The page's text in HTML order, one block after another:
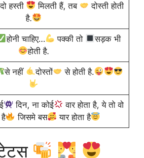
दो हस्ती मिलती हैं, तब
दोस्ती होती
है.
होनी चाहिए… पक्की तो
सड़क भी
होती है.
से नहीं दोस्तों से होती है.
दिन, ना कोई
वार होता है, ये तो वो
जिसमे बस यार होता है